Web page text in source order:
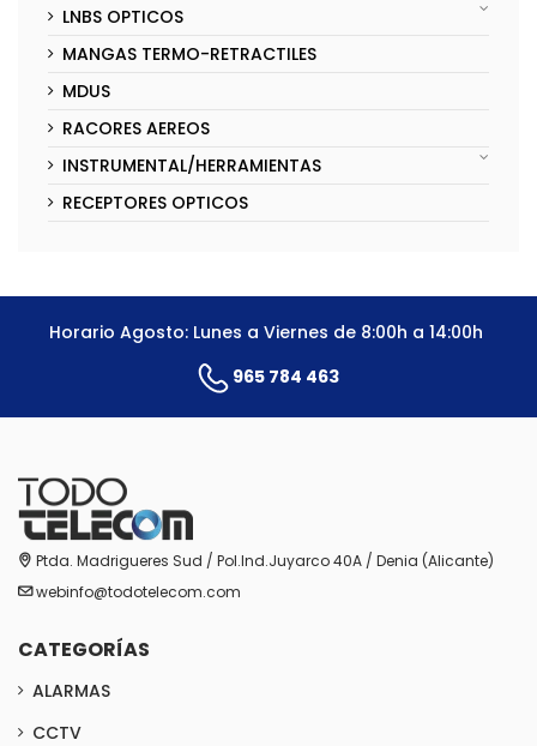
LNBS OPTICOS
MANGAS TERMO-RETRACTILES
MDUS
RACORES AEREOS
INSTRUMENTAL/HERRAMIENTAS
RECEPTORES OPTICOS
Horario Agosto: Lunes a Viernes de 8:00h a 14:00h
965 784 463
Ptda. Madrigueres Sud / Pol.Ind.Juyarco 40A / Denia (Alicante)
webinfo@todotelecom.com
CATEGORÍAS
ALARMAS
CCTV